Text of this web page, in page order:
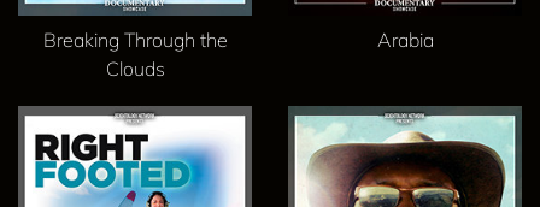
Breaking Through the
Clouds
Arabia